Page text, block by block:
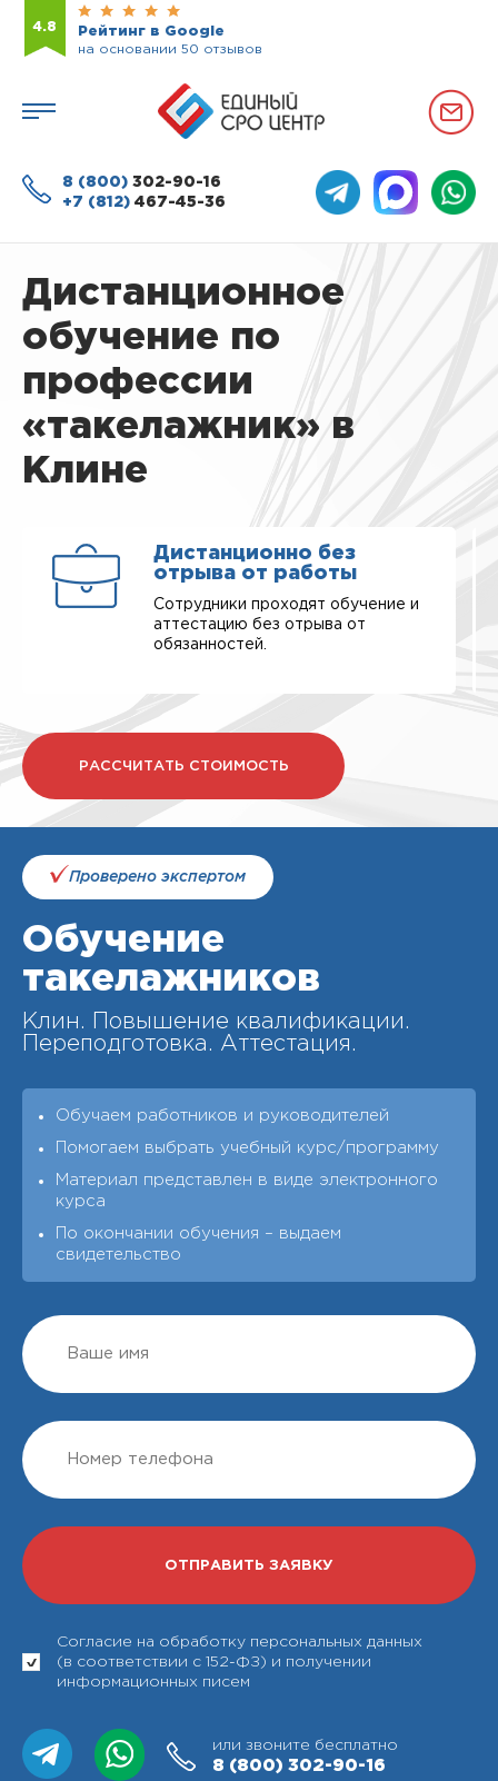
4.8
Рейтинг в Google
на основании 50 отзывов
8 (800) 302-90-16
+7 (812) 467-45-36
Дистанционное
обучение по
профессии
«такелажник» в
Клине
Дистанционно без
отрыва от работы
Сотрудники проходят обучение и
аттестацию без отрыва от
обязанностей.
РАССЧИТАТЬ СТОИМОСТЬ
Проверено экспертом
Обучение
такелажников
Клин. Повышение квалификации.
Переподготовка. Аттестация.
Обучаем работников и руководителей
Помогаем выбрать учебный курс/программу
Материал представлен в виде электронного
курса
По окончании обучения – выдаeм
свидетельство
Согласие на обработку персональных данных
(в соответствии с 152-ФЗ) и получении
информационных писем
или звоните бесплатно
8 (800) 302-90-16